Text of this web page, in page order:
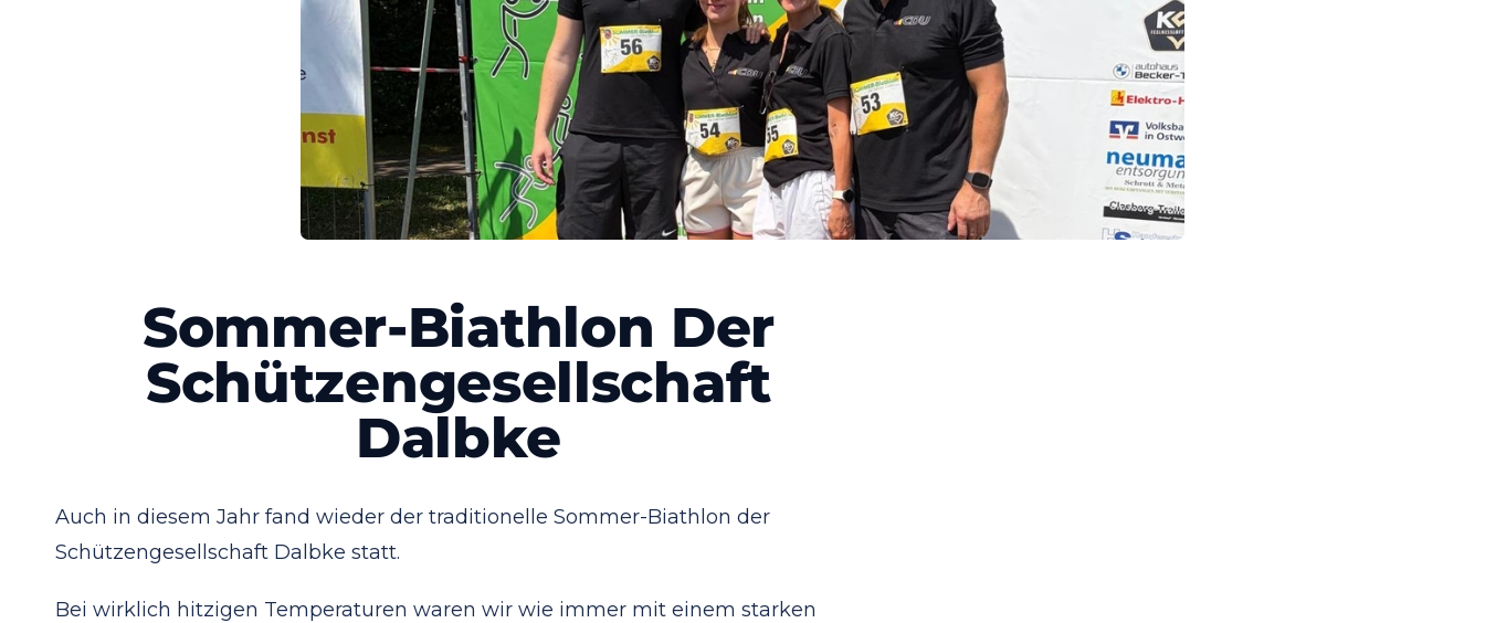
Sommer-Biathlon Der
Schützengesellschaft
Dalbke
Auch in diesem Jahr fand wieder der traditionelle Sommer-Biathlon der
Schützengesellschaft Dalbke statt.
Bei wirklich hitzigen Temperaturen waren wir wie immer mit einem starken